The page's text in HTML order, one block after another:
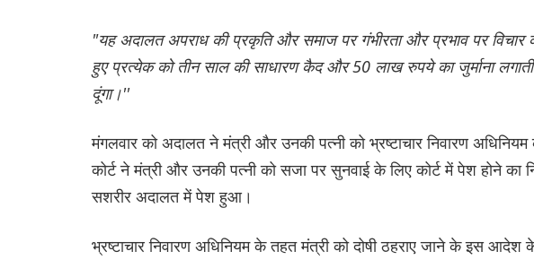
"यह अदालत अपराध की प्रकृति और समाज पर गंभीरता और प्रभाव पर
हुए प्रत्येक को तीन साल की साधारण कैद और 50 लाख रुपये का जुर्माना
दूंगा।''
मंगलवार को अदालत ने मंत्री और उनकी पत्नी को भ्रष्टाचार निवारण
कोर्ट ने मंत्री और उनकी पत्नी को सजा पर सुनवाई के लिए कोर्ट में पेश होने का
सशरीर अदालत में पेश हुआ।
भ्रष्टाचार निवारण अधिनियम के तहत मंत्री को दोषी ठहराए जाने के इस आदेश